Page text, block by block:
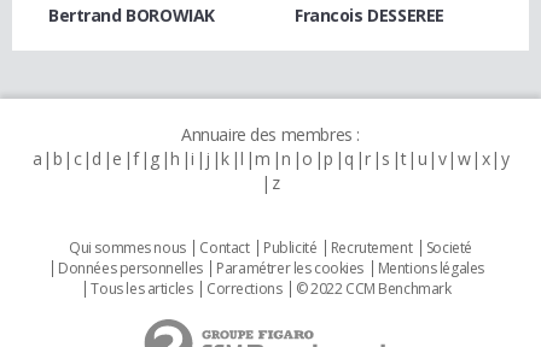
Bertrand BOROWIAK Francois DESSEREE
Annuaire des membres :
a b c d e f g h i j k l m n o p q r s t u v w x y
z
Qui sommes nous Contact Publicité Recrutement
Societé
Données personnelles
Paramétrer les cookies
Mentions légales
Tous les articles
Corrections © 2022 CCM Benchmark